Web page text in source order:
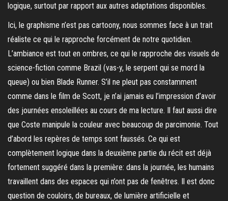
logique, surtout par rapport aux autres adaptations disponibles.
Ici, le graphisme n’est pas cartoony, nous sommes face à un trait
réaliste ce qui le rapproche forcément de notre quotidien.
L’ambiance est tout en ombres, ce qui le rapproche des visuels de
science-fiction comme Brazil (vas-y, le serpent qui se mord la
queue) ou bien Blade Runner. S’il ne pleut pas constamment
comme dans le film de Scott, je n’ai jamais eu l’impression d’avoir
des journées ensoleillées au cours de ma lecture. Il faut aussi dire
que Coste manipule la couleur avec beaucoup de parcimonie. Tout
d’abord les repères de temps sont faussés. Ce qui est
complètement logique dans la deuxième partie du récit est déjà
fortement suggéré dans la première: dans la journée, les humains
travaillent dans des espaces qui n’ont pas de fenêtres. Il est donc
question de couloirs, de bureaux, de lumière artificielle et